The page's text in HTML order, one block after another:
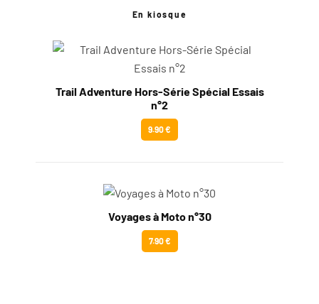
En kiosque
Trail Adventure Hors-Série Spécial Essais
n°2
9.90 €
Voyages à Moto n°30
7.90 €